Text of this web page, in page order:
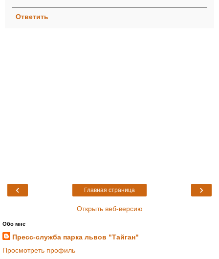
Ответить
‹ ›
Главная страница
Открыть веб-версию
Обо мне
Пресс-служба парка львов "Тайган"
Просмотреть профиль